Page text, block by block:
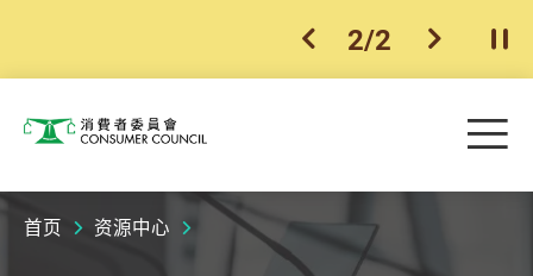
上一个
2/2 下一个开
消费者委员会 目
首页 资源中心